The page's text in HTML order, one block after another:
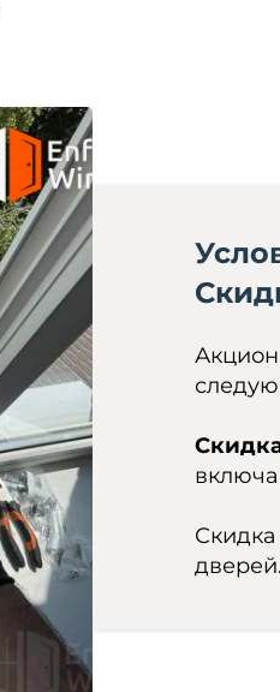
Скидка
дверей.